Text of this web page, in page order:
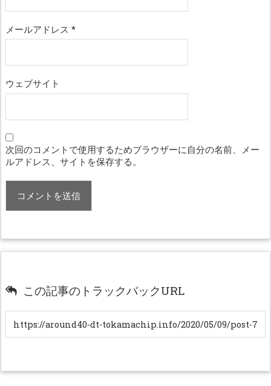
メールアドレス *
ウェブサイト
次回のコメントで使用するためブラウザーに自分の名前、メー
ルアドレス、サイトを保存する。
この記事のトラックバックURL